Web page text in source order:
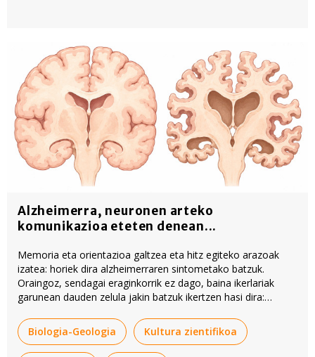
Alzheimerra, neuronen arteko
komunikazioa eteten denean...
Memoria eta orientazioa galtzea eta hitz egiteko arazoak
izatea: horiek dira alzheimerraren sintometako batzuk.
Oraingoz, sendagai eraginkorrik ez dago, baina ikerlariak
garunean dauden zelula jakin batzuk ikertzen hasi dira:
Biologia-Geologia
Kultura zientifikoa